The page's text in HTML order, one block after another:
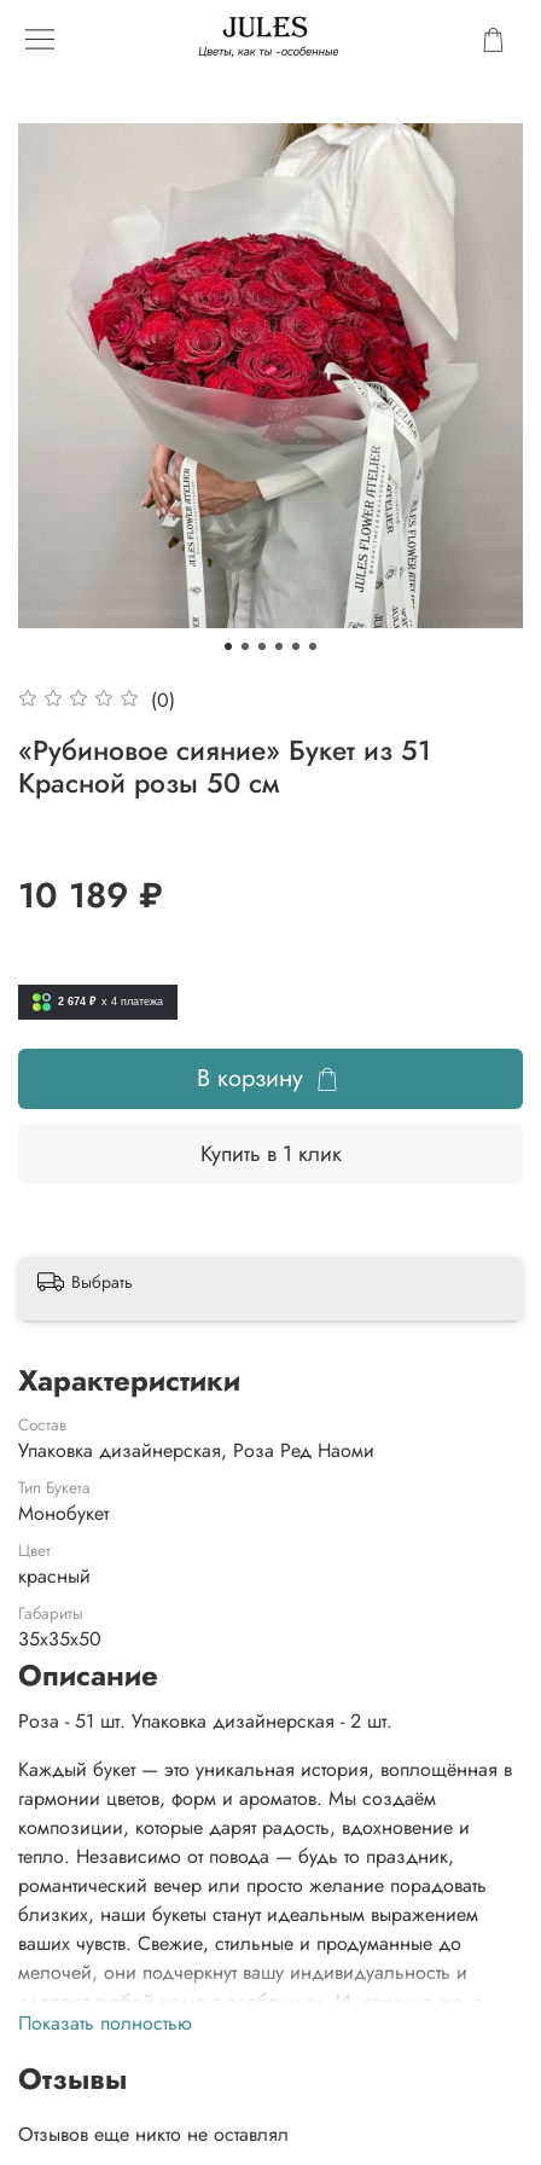
(0)
«Рубиновое сияние» Букет из 51
Красной розы 50 см
10 189 ₽
2 674 ₽ x 4 платежа
В корзину
Купить в 1 клик
Выбрать
Характеристики
Состав
Упаковка дизайнерская, Роза Ред Наоми
Тип Букета
Монобукет
Цвет
красный
Габариты
35x35x50
Описание
Роза - 51 шт. Упаковка дизайнерская - 2 шт.
Каждый букет — это уникальная история, воплощённая в
гармонии цветов, форм и ароматов. Мы создаём
композиции, которые дарят радость, вдохновение и
тепло. Независимо от повода — будь то праздник,
романтический вечер или просто желание порадовать
близких, наши букеты станут идеальным выражением
ваших чувств. Свежие, стильные и продуманные до
мелочей, они подчеркнут вашу индивидуальность и
сделают любой момент особенным. И, конечно же, в
вашем заказе вы найдете не только этот неповторимый
особую нотку тепла, инструкцию по заботе о цветах, чтобы
чтобы они долго радовали вас своей красотой.
Показать полностью
Отзывы
Отзывов еще никто не оставлял